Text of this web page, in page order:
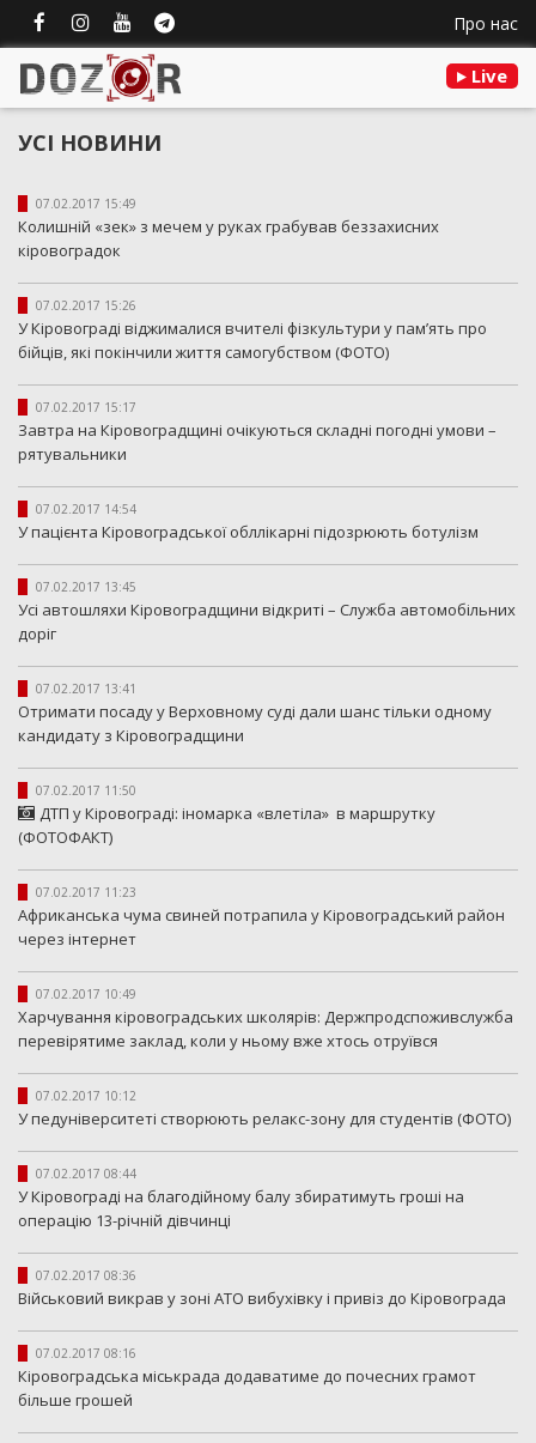
Про нас
Live
УСІ НОВИНИ
07.02.2017 15:49
Колишній «зек» з мечем у руках грабував беззахисних
кіровоградок
07.02.2017 15:26
У Кіровограді віджималися вчителі фізкультури у пам’ять про
бійців, які покінчили життя самогубством (ФОТО)
07.02.2017 15:17
Завтра на Кіровоградщині очікуються складні погодні умови –
рятувальники
07.02.2017 14:54
У пацієнта Кіровоградської обллікарні підозрюють ботулізм
07.02.2017 13:45
Усі автошляхи Кіровоградщини відкриті – Служба автомобільних
доріг
07.02.2017 13:41
Отримати посаду у Верховному суді дали шанс тільки одному
кандидату з Кіровоградщини
07.02.2017 11:50
ДТП у Кіровограді: іномарка «влетіла» в маршрутку
(ФОТОФАКТ)
07.02.2017 11:23
Африканська чума свиней потрапила у Кіровоградський район
через інтернет
07.02.2017 10:49
Харчування кіровоградських школярів: Держпродспоживслужба
перевірятиме заклад, коли у ньому вже хтось отруївся
07.02.2017 10:12
У педуніверситеті створюють релакс-зону для студентів (ФОТО)
07.02.2017 08:44
У Кіровограді на благодійному балу збиратимуть гроші на
операцію 13-річній дівчинці
07.02.2017 08:36
Військовий викрав у зоні АТО вибухівку і привіз до Кіровограда
07.02.2017 08:16
Кіровоградська міськрада додаватиме до почесних грамот
більше грошей